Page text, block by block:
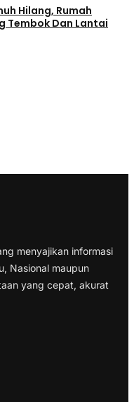
Hilang, Rumah
Tembok Dan Lantai
menyajikan informasi
Nasional maupun
yang cepat, akurat